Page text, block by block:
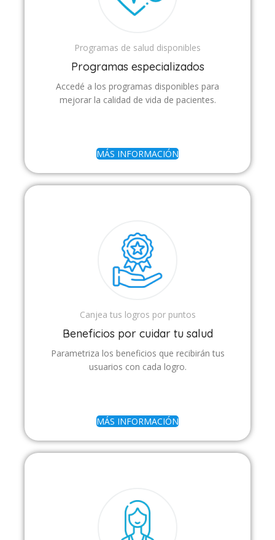
Programas de salud disponibles
Programas especializados
Accedé a los programas disponibles para
mejorar la calidad de vida de pacientes.
MÁS INFORMACIÓN
Canjea tus logros por puntos
Beneficios por cuidar tu salud
Parametriza los beneficios que recibirán tus
usuarios con cada logro.
MÁS INFORMACIÓN